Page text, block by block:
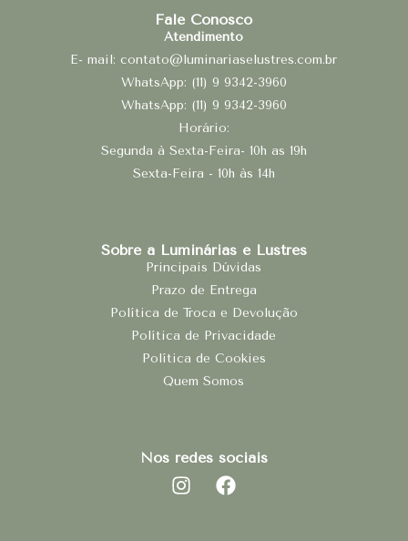
Fale Conosco
Atendimento
E- mail: contato@luminariaselustres.com.br
WhatsApp: (11) 9 9342-3960
WhatsApp: (11) 9 9342-3960
Horário:
Segunda à Sexta-Feira- 10h as 19h
Sexta-Feira - 10h às 14h
Sobre a Luminárias e Lustres
Principais Dúvidas
Prazo de Entrega
Política de Troca e Devolução
Política de Privacidade
Política de Cookies
Quem Somos
Nos redes sociais